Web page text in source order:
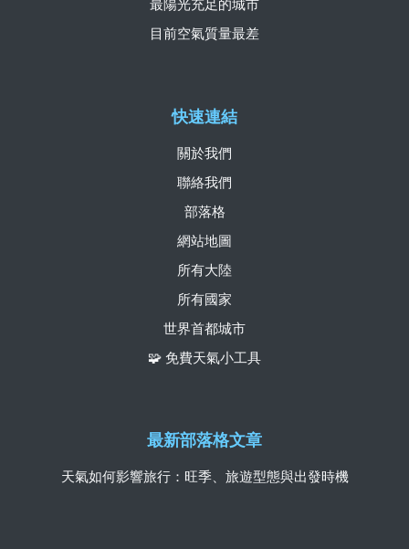
快速連結
關於我們
聯絡我們
部落格
網站地圖
所有大陸
所有國家
世界首都城市
🧩 免費天氣小工具
最陽光充足的城市
目前空氣質量最差
最新部落格文章
天氣如何影響旅行：旺季、旅遊型態與出發時機